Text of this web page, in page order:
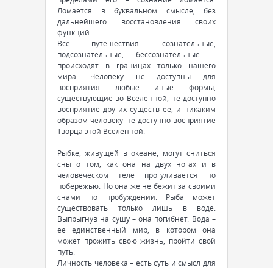
Ломается в буквальном смысле, без
дальнейшего восстановления своих
функций.
Все путешествия: сознательные,
подсознательные, бессознательные –
происходят в границах только нашего
мира. Человеку не доступны для
восприятия любые иные формы,
существующие во Вселенной, не доступно
восприятие других существ её, и никаким
образом человеку не доступно восприятие
Творца этой Вселенной.
Рыбке, живущей в океане, могут сниться
сны о том, как она на двух ногах и в
человеческом теле прогуливается по
побережью. Но она же не бежит за своими
снами по пробуждении. Рыба может
существовать только лишь в воде.
Выпрыгнув на сушу – она погибнет. Вода –
ее единственный мир, в котором она
может прожить свою жизнь, пройти свой
путь.
Личность человека – есть суть и смысл для